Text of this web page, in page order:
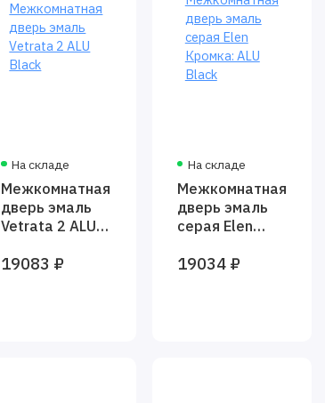
На складе
Межкомнатная
дверь эмаль
Vetrata 2 ALU
19083 ₽
На складе
Межкомнатная
дверь эмаль
серая Elen
Black
19034 ₽